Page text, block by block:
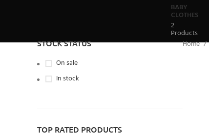
BABY
CLOTHES
2
Products
STOCK STATUS
On sale
In stock
TOP RATED PRODUCTS
Home